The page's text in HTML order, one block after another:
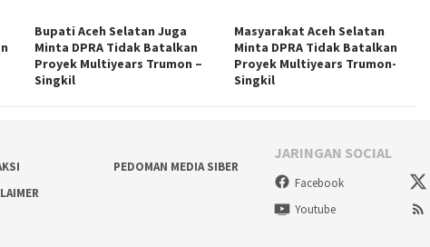
Bupati Aceh Selatan Juga
Minta DPRA Tidak Batalkan
Proyek Multiyears Trumon –
Singkil
Masyarakat Aceh Selatan
Minta DPRA Tidak Batalkan
Proyek Multiyears Trumon-
Singkil
PEDOMAN MEDIA SIBER
JARINGAN SOCIAL
Facebook
Youtube